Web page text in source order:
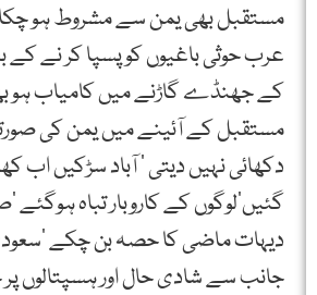
مستقبل بھی یمن سے مشروط ہو
عرب حوثی باغیوں کو پسپا کر نے کے
کے جھنڈے گاڑنے میں کامیاب ہو
مستقبل کے آئینے میں یمن کی
دکھائی نہیں دیتی ‘ آباد سڑکیں اب
گئیں‘لوگوں کے کاروبار تباہ ہوگئے
دیہات ماضی کا حصہ بن چکے
جانب سے شادی حال اور ہسپتالوں